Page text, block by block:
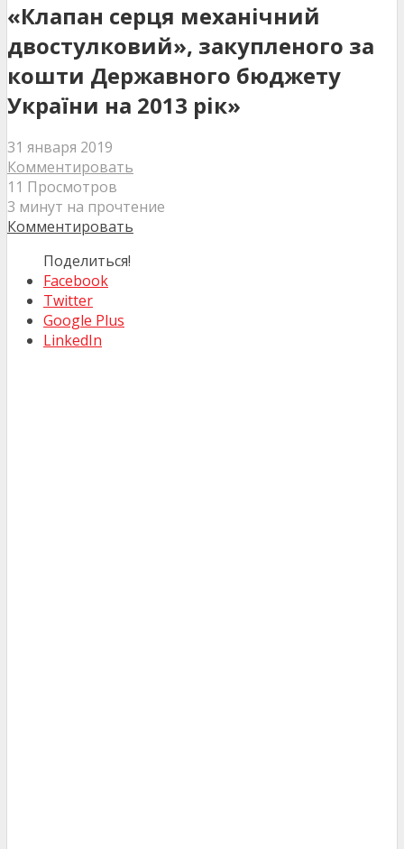
«Клапан серця механічний
двостулковий», закупленого за
кошти Державного бюджету
України на 2013 рік»
31 января 2019
Комментировать
11 Просмотров
3 минут на прочтение
Комментировать
Поделиться!
Facebook
Twitter
Google Plus
LinkedIn